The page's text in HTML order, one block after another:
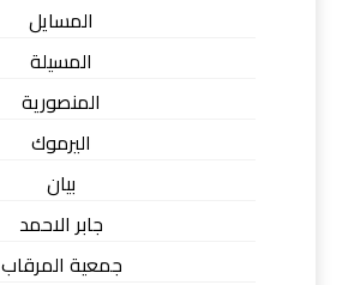
المسايل
المسيلة
المنصورية
اليرموك
بيان
جابر الاحمد
جمعية المرقاب